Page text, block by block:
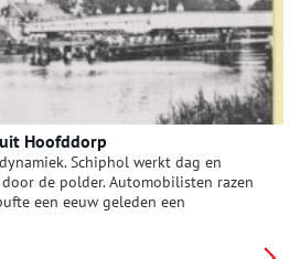
Hoofddorp
Schiphol werkt dag en
de polder. Automobilisten razen
een eeuw geleden een